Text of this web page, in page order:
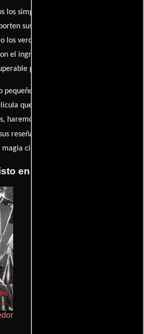
los simpatizantes del cine: contribuyan
sus descubrimientos y compartan
los verdaderos fanáticos conocen. Sus
el ingrediente secreto que hará de
para los amantes del celuloide.
pequeño ni opinión insignificante. ¿Algún
que sueñas con ver reseñada?
haremos de esta comunidad el epicentro
reseña en la
cinematográfica!
en Cineyseries.net